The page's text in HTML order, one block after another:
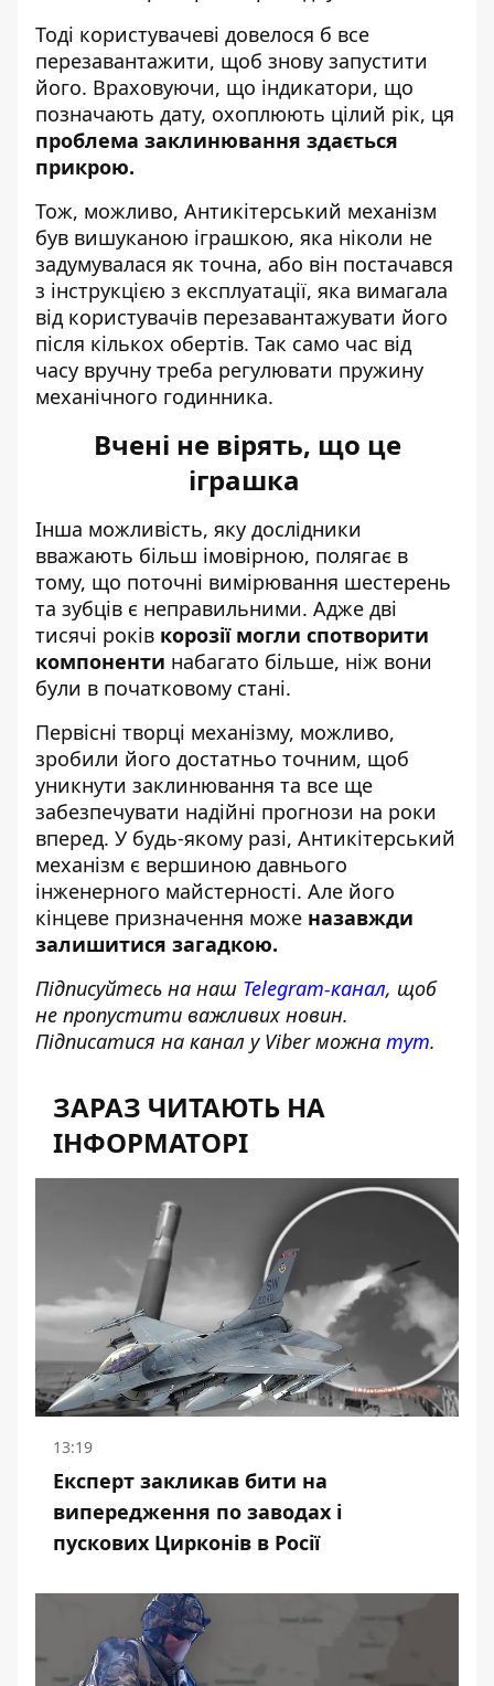
Тоді користувачеві довелося б все
перезавантажити, щоб знову запустити
його. Враховуючи, що індикатори, що
позначають дату, охоплюють цілий рік, ця
проблема заклинювання здається
прикрою.
Тож, можливо, Антикітерський механізм
був вишуканою іграшкою, яка ніколи не
задумувалася як точна, або він постачався
з інструкцією з експлуатації, яка вимагала
від користувачів перезавантажувати його
після кількох обертів. Так само час від
часу вручну треба регулювати пружину
механічного годинника.
Вчені не вірять, що це
іграшка
Інша можливість, яку дослідники
вважають більш імовірною, полягає в
тому, що поточні вимірювання шестерень
та зубців є неправильними. Адже дві
тисячі років корозії могли спотворити
компоненти набагато більше, ніж вони
були в початковому стані.
Первісні творці механізму, можливо,
зробили його достатньо точним, щоб
уникнути заклинювання та все ще
забезпечувати надійні прогнози на роки
вперед. У будь-якому разі, Антикітерський
механізм є вершиною давнього
інженерного майстерності. Але його
кінцеве призначення може назавжди
залишитися загадкою.
Підписуйтесь на наш Telegram-канал, щоб
не пропустити важливих новин.
Підписатися на канал у Viber можна тут.
ЗАРАЗ ЧИТАЮТЬ НА
ІНФОРМАТОРІ
13:19
Експерт закликав бити на
випередження по заводах і
пускових Цирконів в Росії